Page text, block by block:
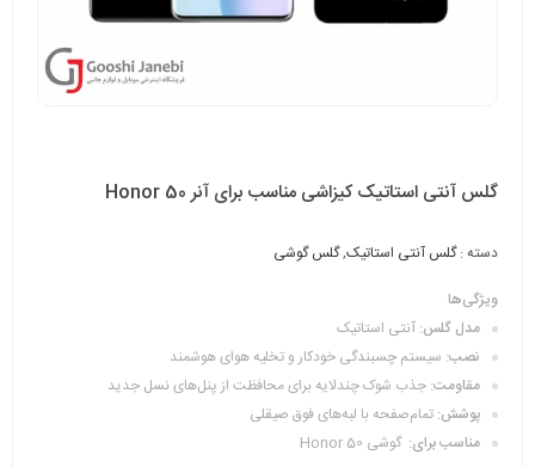
گلس آنتی استاتیک کیزاشی مناسب برای آنر Honor 50
دسته :گلس آنتی استاتیک,گلس گوشی
ویژگی‌ها
مدل گلس: آنتی استاتیک
نصب: سیستم چسبندگی خودکار و تخلیه هوای هوشمند
مقاومت: جذب شوک چندلایه برای محافظت از پنل‌های نسل جدید
پوشش: تمام‌صفحه با لبه‌های فوق صیقلی
مناسب برای: گوشی‌‌ Honor 50